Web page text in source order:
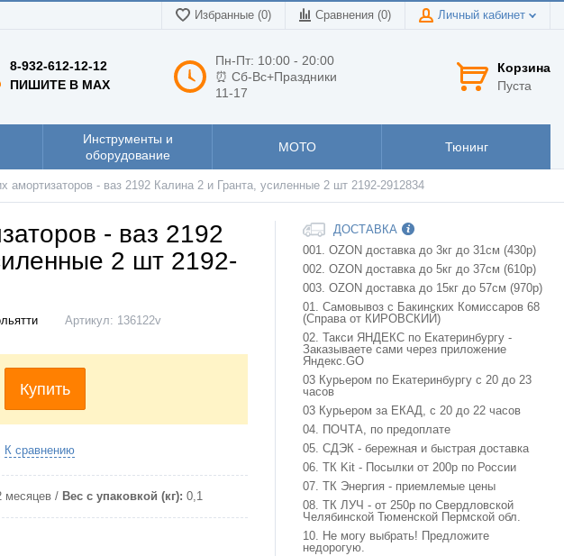
Избранные (0) Сравнения (0) Личный кабинет
8-932-612-12-12
ПИШИТЕ В MAX
Пн-Пт: 10:00 - 20:00
⏰ Сб-Вс+Праздники
11-17
Корзина
Пуста
Инструменты и
оборудование
МОТО Тюнинг
амортизаторов - ваз 2192 Калина 2 и Гранта, усиленные 2 шт 2192-2912834
- ваз 2192
2 шт 2192-
Артикул: 136122v
Купить
К сравнению
месяцев Вес с упаковкой (кг): 0,1
ДОСТАВКА
001. OZON доставка до 3кг до 31см (430р)
002. OZON доставка до 5кг до 37см (610р)
003. OZON доставка до 15кг до 57см (970р)
01. Самовывоз с Бакинских Комиссаров 68
(Справа от КИРОВСКИЙ)
02. Такси ЯНДЕКС по Екатеринбургу -
Заказываете сами через приложение
Яндекс.GO
03 Курьером по Екатеринбургу с 20 до 23
часов
03 Курьером за ЕКАД, с 20 до 22 часов
04. ПОЧТА, по предоплате
05. СДЭК - бережная и быстрая доставка
06. ТК Kit - Посылки от 200р по России
07. ТК Энергия - приемлемые цены
08. ТК ЛУЧ - от 250р по Свердловской
Челябинской Тюменской Пермской обл.
10. Не могу выбрать! Предложите
недорогую.